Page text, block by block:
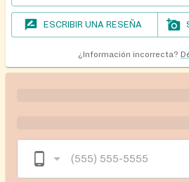
ESCRIBIR UNA RESEÑA
¿Información incorrecta?